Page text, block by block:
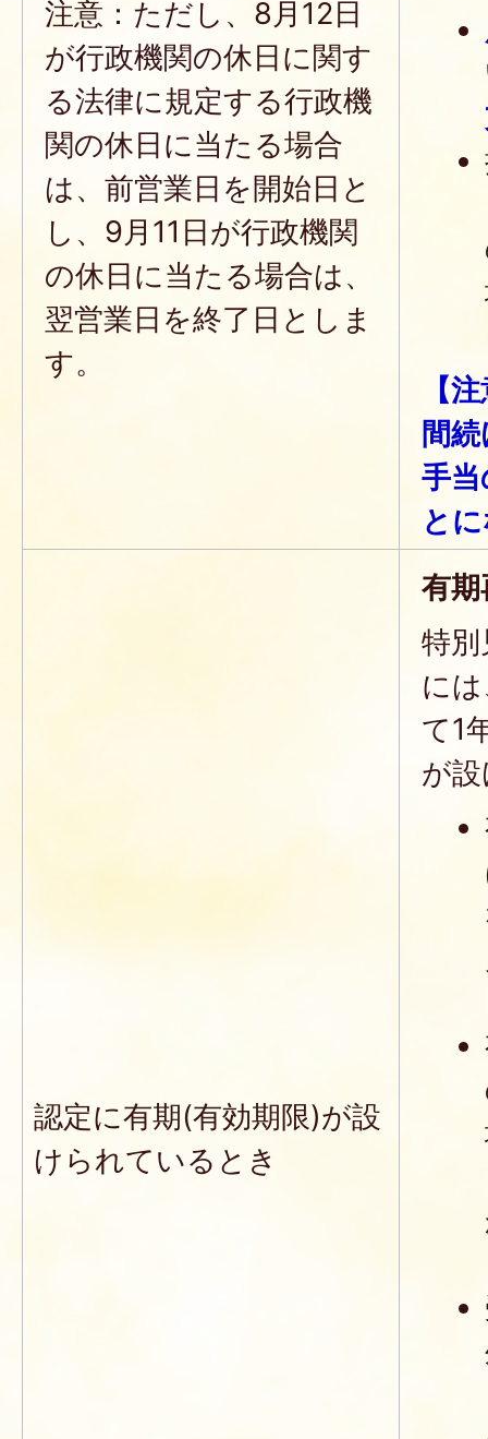
注意：ただし、8月12日
が行政機関の休日に関す
る法律に規定する行政機
関の休日に当たる場合
は、前営業日を開始日と
し、9月11日が行政機関
の休日に当たる場合は、
翌営業日を終了日としま
す。
【
間
手
と
認定に有期(有効期限)が設
けられているとき
有期
特
に
て1
が